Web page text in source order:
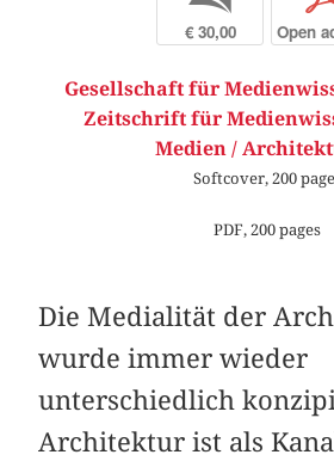
€ 30,00 Open
Gesellschaft für
Zeitschrift für
Medien /
Softcover, 200
PDF, 200 pages
Die Medialität der
wurde immer wieder
unterschiedlich
Architektur ist als